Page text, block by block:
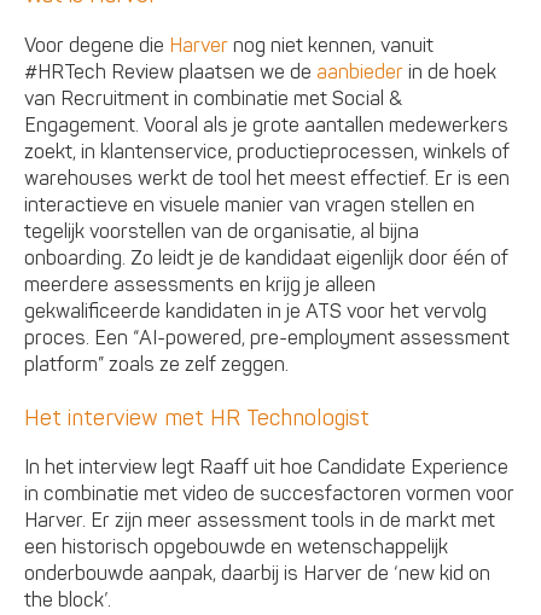
Voor degene die Harvernog niet kennen, vanuit
#HRTech Review plaatsen we de aanbiederin de hoek
van Recruitment in combinatie met Social &
Engagement. Vooral als je grote aantallen medewerkers
zoekt, in klantenservice, productieprocessen, winkels of
warehouses werkt de tool het meest effectief. Er is een
interactieve en visuele manier van vragen stellen en
tegelijk voorstellen van de organisatie, al bijna
onboarding. Zo leidt je de kandidaat eigenlijk door één of
meerdere assessments en krijg je alleen
gekwalificeerde kandidaten in je ATS voor het vervolg
proces. Een “AI-powered, pre-employment assessment
platform” zoals ze zelf zeggen.
Het interview met HR Technologist
In het interview legt Raaff uit hoe Candidate Experience
in combinatie met video de succesfactoren vormen voor
Harver. Er zijn meer assessment tools in de markt met
een historisch opgebouwde en wetenschappelijk
onderbouwde aanpak, daarbij is Harver de ‘new kid on
the block’.